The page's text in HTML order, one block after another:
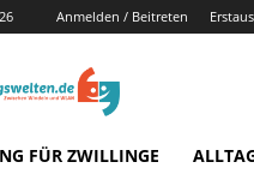
Anmelden / Beitreten
FÜR ZWILLINGE